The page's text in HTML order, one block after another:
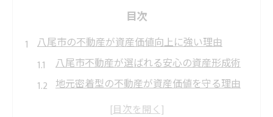
目次
八尾市の不動産が資産価値向上に強い理由
八尾市不動産が選ばれる安心の資産形成術
地元密着型の不動産が資産価値を守る理由
交通インフラと不動産価値の関係を解説